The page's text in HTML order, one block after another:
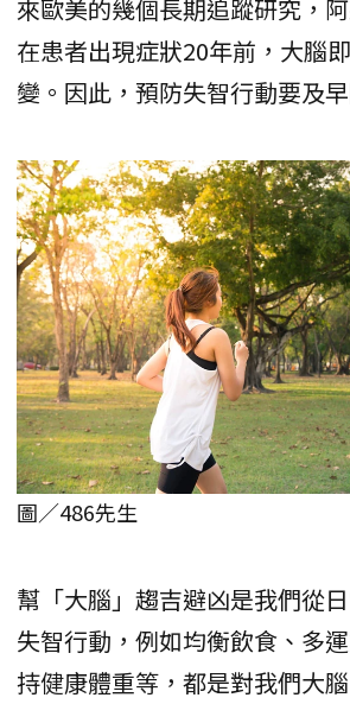
來歐美的幾個長期追蹤研究，
在患者出現症狀20年前，大腦
變。因此，預防失智行動要及早
圖／486先生
幫「大腦」趨吉避凶是我們從
失智行動，例如均衡飲食、多
持健康體重等，都是對我們大